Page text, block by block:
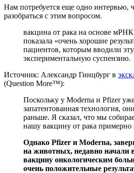
Нам потребуется еще одно интервью,
разобраться с этим вопросом.
вакцина от рака на основе
показала «очень хорошие
пациентов, которым вводили эту
экспериментальную суспензию.
Источник: Александр Гинцбург в
(Question More™):
Поскольку у Moderna и Pfizer
запатентованная технология,
раньше. Я сказал, что мы
нашу вакцину от рака примерно
Однако Pfizer и Moderna,
на животных, недавно начали
вакцину онкологическим
очень положительные